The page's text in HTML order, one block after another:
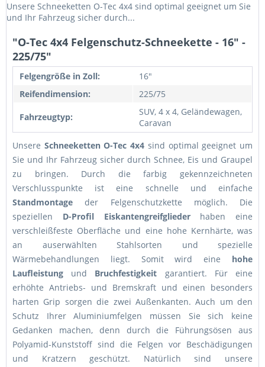
Unsere Schneeketten O-Tec 4x4 sind optimal geeignet um Sie
und Ihr Fahrzeug sicher durch...
"O-Tec 4x4 Felgenschutz-Schneekette - 16" -
225/75"
Felgengröße in Zoll:
16"
Reifendimension:
225/75
Fahrzeugtyp:
SUV, 4 x 4, Geländewagen,
Caravan
Unsere Schneeketten O-Tec 4x4 sind optimal geeignet um
Sie und Ihr Fahrzeug sicher durch Schnee, Eis und Graupel
zu bringen. Durch die farbig gekennzeichneten
Verschlusspunkte ist eine schnelle und einfache
Standmontage der Felgenschutzkette möglich. Die
speziellen D-Profil Eiskantengreifgliederhaben eine
verschleißfeste Oberfläche und eine hohe Kernhärte, was
an auserwählten Stahlsorten und spezielle
Wärmebehandlungen liegt. Somit wird eine hohe
Laufleistung und Bruchfestigkeit garantiert. Für eine
erhöhte Antriebs- und Bremskraft und einen besonders
harten Grip sorgen die zwei Außenkanten. Auch um den
Schutz Ihrer Aluminiumfelgen müssen Sie sich keine
Gedanken machen, denn durch die Führungsösen aus
Polyamid-Kunststoff sind die Felgen vor Beschädigungen
und Kratzern geschützt. Natürlich sind unsere